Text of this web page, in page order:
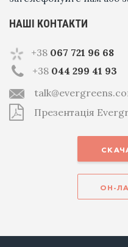
НАШІ КОНТАКТИ
+38 067 721 96 68
+38 044 299 41 93
Презентація
ОН-